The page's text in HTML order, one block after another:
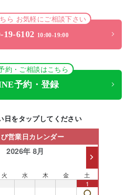
ら お気軽にご相談下さい
19-6102 10:00-19:00
約・ご相談はこちら
予約・登録
日をタップしてください
営業日カレンダー
2026年 8月
火 水 木 金 土
1